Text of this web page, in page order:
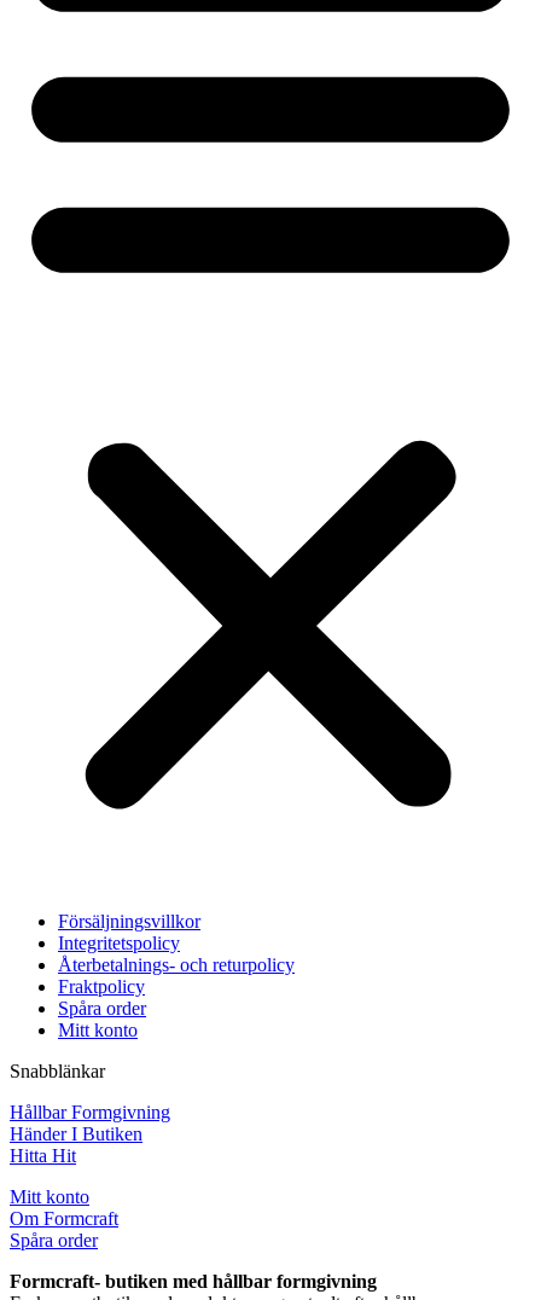
Försäljningsvillkor
Integritetspolicy
Återbetalnings- och returpolicy
Fraktpolicy
Spåra order
Mitt konto
Snabblänkar
Hållbar Formgivning
Händer I Butiken
Hitta Hit
Mitt konto
Om Formcraft
Spåra order
Formcraft- butiken med hållbar formgivning